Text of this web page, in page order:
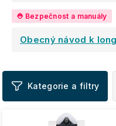
Obecný návod k
ý
p